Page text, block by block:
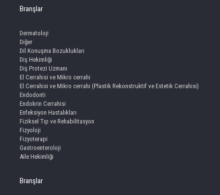
Branşlar
Dermatoloji
Diğer
Dil Konuşma Bozuklukları
Diş Hekimliği
Diş Protezi Uzmanı
El Cerrahisi ve Mikro cerrahi
El Cerrahisi ve Mikro cerrahi (Plastik Rekonstruktif ve Estetik Cerrahisi)
Endodonti
Endokrin Cerrahisi
Enfeksiyon Hastalıkları
Fiziksel Tıp ve Rehabilitasyon
Fizyoloji
Fizyoterapi
Gastroenteroloji
Aile Hekimliği
Branşlar